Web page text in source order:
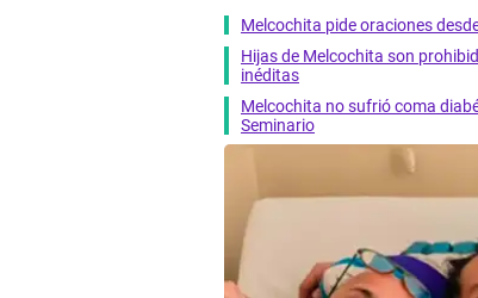
Melcochita pide oraciones
Hijas de Melcochita son
inéditas
Melcochita no sufrió coma
Seminario